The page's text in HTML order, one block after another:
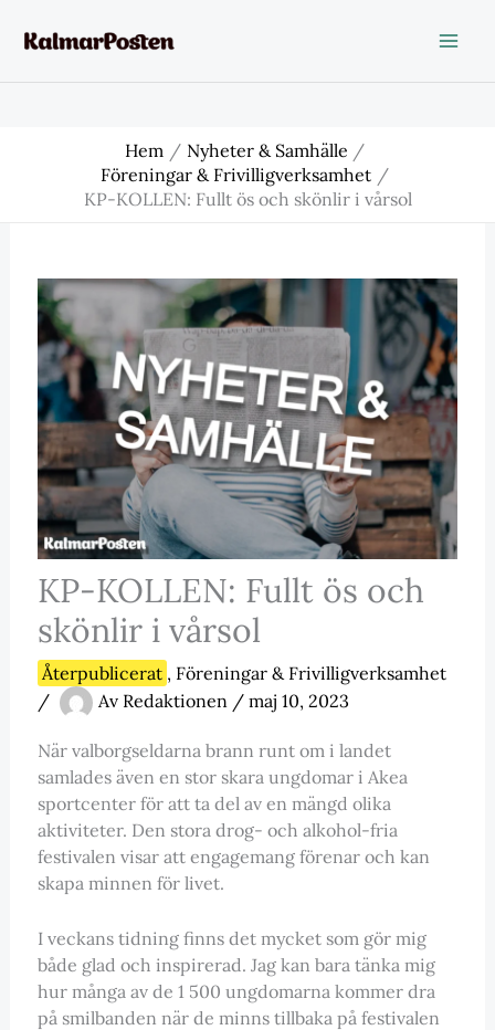
Hem
Nyheter & Samhälle
Föreningar & Frivilligverksamhet
KP-KOLLEN: Fullt ös och skönlir i vårsol
KP-KOLLEN: Fullt ös och
skönlir i vårsol
Återpublicerat , Föreningar & Frivilligverksamhet
/
Av Redaktionen / maj 10, 2023
När valborgseldarna brann runt om i landet
samlades även en stor skara ungdomar i Akea
sportcenter för att ta del av en mängd olika
aktiviteter. Den stora drog- och alkohol-fria
festivalen visar att engagemang förenar och kan
skapa minnen för livet.
I veckans tidning finns det mycket som gör mig
både glad och inspirerad. Jag kan bara tänka mig
hur många av de 1 500 ungdomarna kommer dra
på smilbanden när de minns tillbaka på festivalen